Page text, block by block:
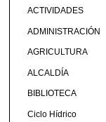
ACTIVIDADES
ADMINISTRACIÓN
AGRICULTURA
ALCALDÍA
BIBLIOTECA
Ciclo Hídrico